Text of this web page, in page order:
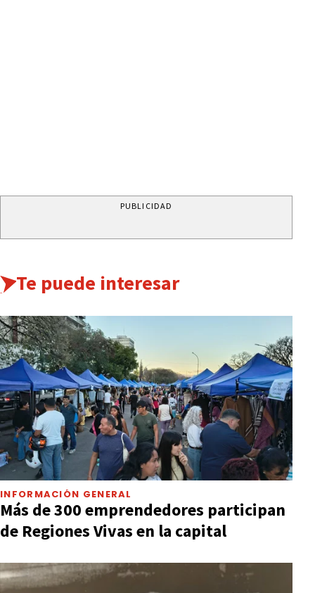
PUBLICIDAD
Te puede interesar
INFORMACIÓN GENERAL
Más de 300 emprendedores participan
de Regiones Vivas en la capital